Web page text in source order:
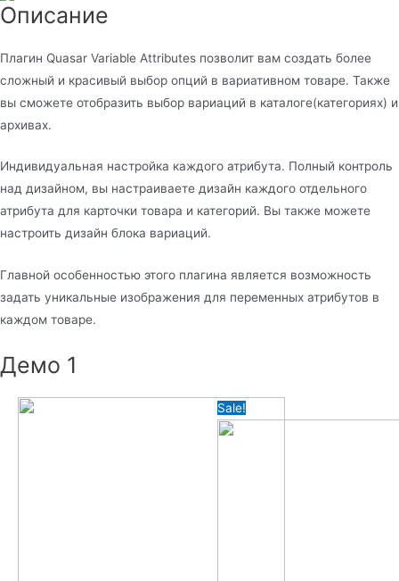
Описание
Плагин Quasar Variable Attributes позволит вам создать более
сложный и красивый выбор опций в вариативном товаре. Также
вы сможете отобразить выбор вариаций в каталоге(категориях) и
архивах.
Индивидуальная настройка каждого атрибута. Полный контроль
над дизайном, вы настраиваете дизайн каждого отдельного
атрибута для карточки товара и категорий. Вы также можете
настроить дизайн блока вариаций.
Главной особенностью этого плагина является возможность
задать уникальные изображения для переменных атрибутов в
каждом товаре.
Демо 1
Sale!